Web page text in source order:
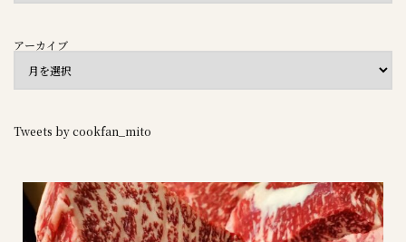
アーカイブ
Tweets by cookfan_mito